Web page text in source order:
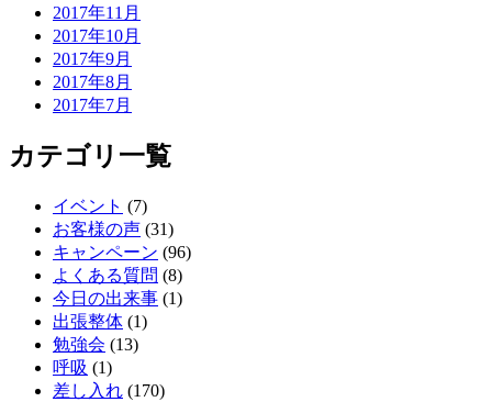
2017年11月
2017年10月
2017年9月
2017年8月
2017年7月
カテゴリ一覧
イベント (7)
お客様の声 (31)
キャンペーン (96)
よくある質問 (8)
今日の出来事 (1)
出張整体 (1)
勉強会 (13)
呼吸 (1)
差し入れ (170)